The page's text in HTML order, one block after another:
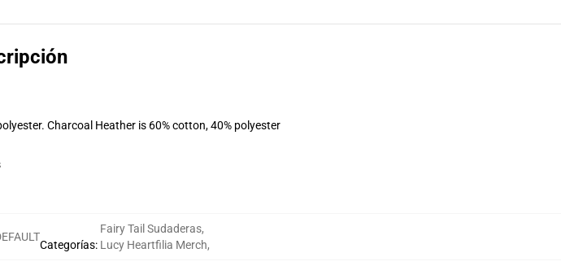
Charcoal Heather is 60% cotton, 40% polyester
Categorías:
Fairy Tail Sudaderas,
Lucy Heartfilia Merch,